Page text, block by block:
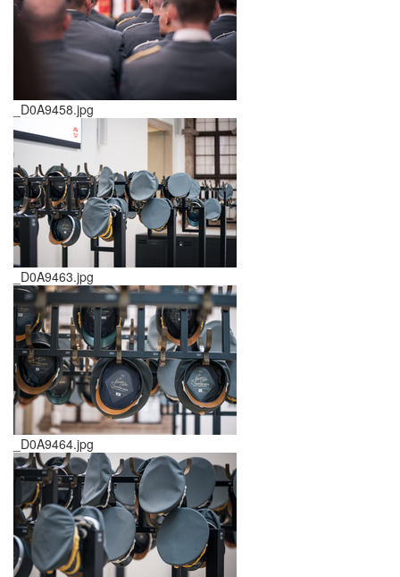
_D0A9458.jpg
_D0A9463.jpg
_D0A9464.jpg